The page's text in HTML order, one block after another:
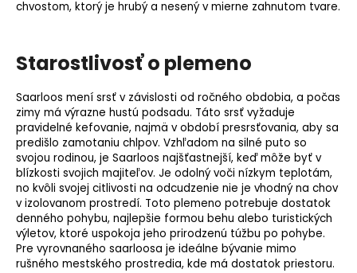
chvostom, ktorý je hrubý a nesený v mierne zahnutom tvare.
Starostlivosť o plemeno
Saarloos mení srsť v závislosti od ročného obdobia, a počas
zimy má výrazne hustú podsadu. Táto srsť vyžaduje
pravidelné kefovanie, najmä v období presrsťovania, aby sa
predišlo zamotaniu chlpov. Vzhľadom na silné puto so
svojou rodinou, je Saarloos najšťastnejší, keď môže byť v
blízkosti svojich majiteľov. Je odolný voči nízkym teplotám,
no kvôli svojej citlivosti na odcudzenie nie je vhodný na chov
v izolovanom prostredí. Toto plemeno potrebuje dostatok
denného pohybu, najlepšie formou behu alebo turistických
výletov, ktoré uspokoja jeho prirodzenú túžbu po pohybe.
Pre vyrovnaného saarloosa je ideálne bývanie mimo
rušného mestského prostredia, kde má dostatok priestoru.